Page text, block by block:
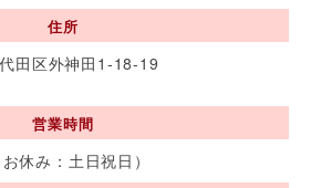
住所
田区外神田1-18-19
営業時間
休み：土日祝日）